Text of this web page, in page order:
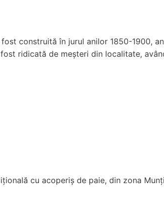
construită în jurul anilor 1850-1900,
ridicată de meșteri din localitate,
cu acoperiș de paie, din zona